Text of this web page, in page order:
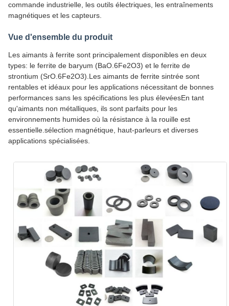
commande industrielle, les outils électriques, les entraînements
magnétiques et les capteurs.
Vue d'ensemble du produit
Les aimants à ferrite sont principalement disponibles en deux
types: le ferrite de baryum (BaO.6Fe2O3) et le ferrite de
strontium (SrO.6Fe2O3).Les aimants de ferrite sintrée sont
rentables et idéaux pour les applications nécessitant de bonnes
performances sans les spécifications les plus élevéesEn tant
qu'aimants non métalliques, ils sont parfaits pour les
environnements humides où la résistance à la rouille est
essentielle.sélection magnétique, haut-parleurs et diverses
applications spécialisées.